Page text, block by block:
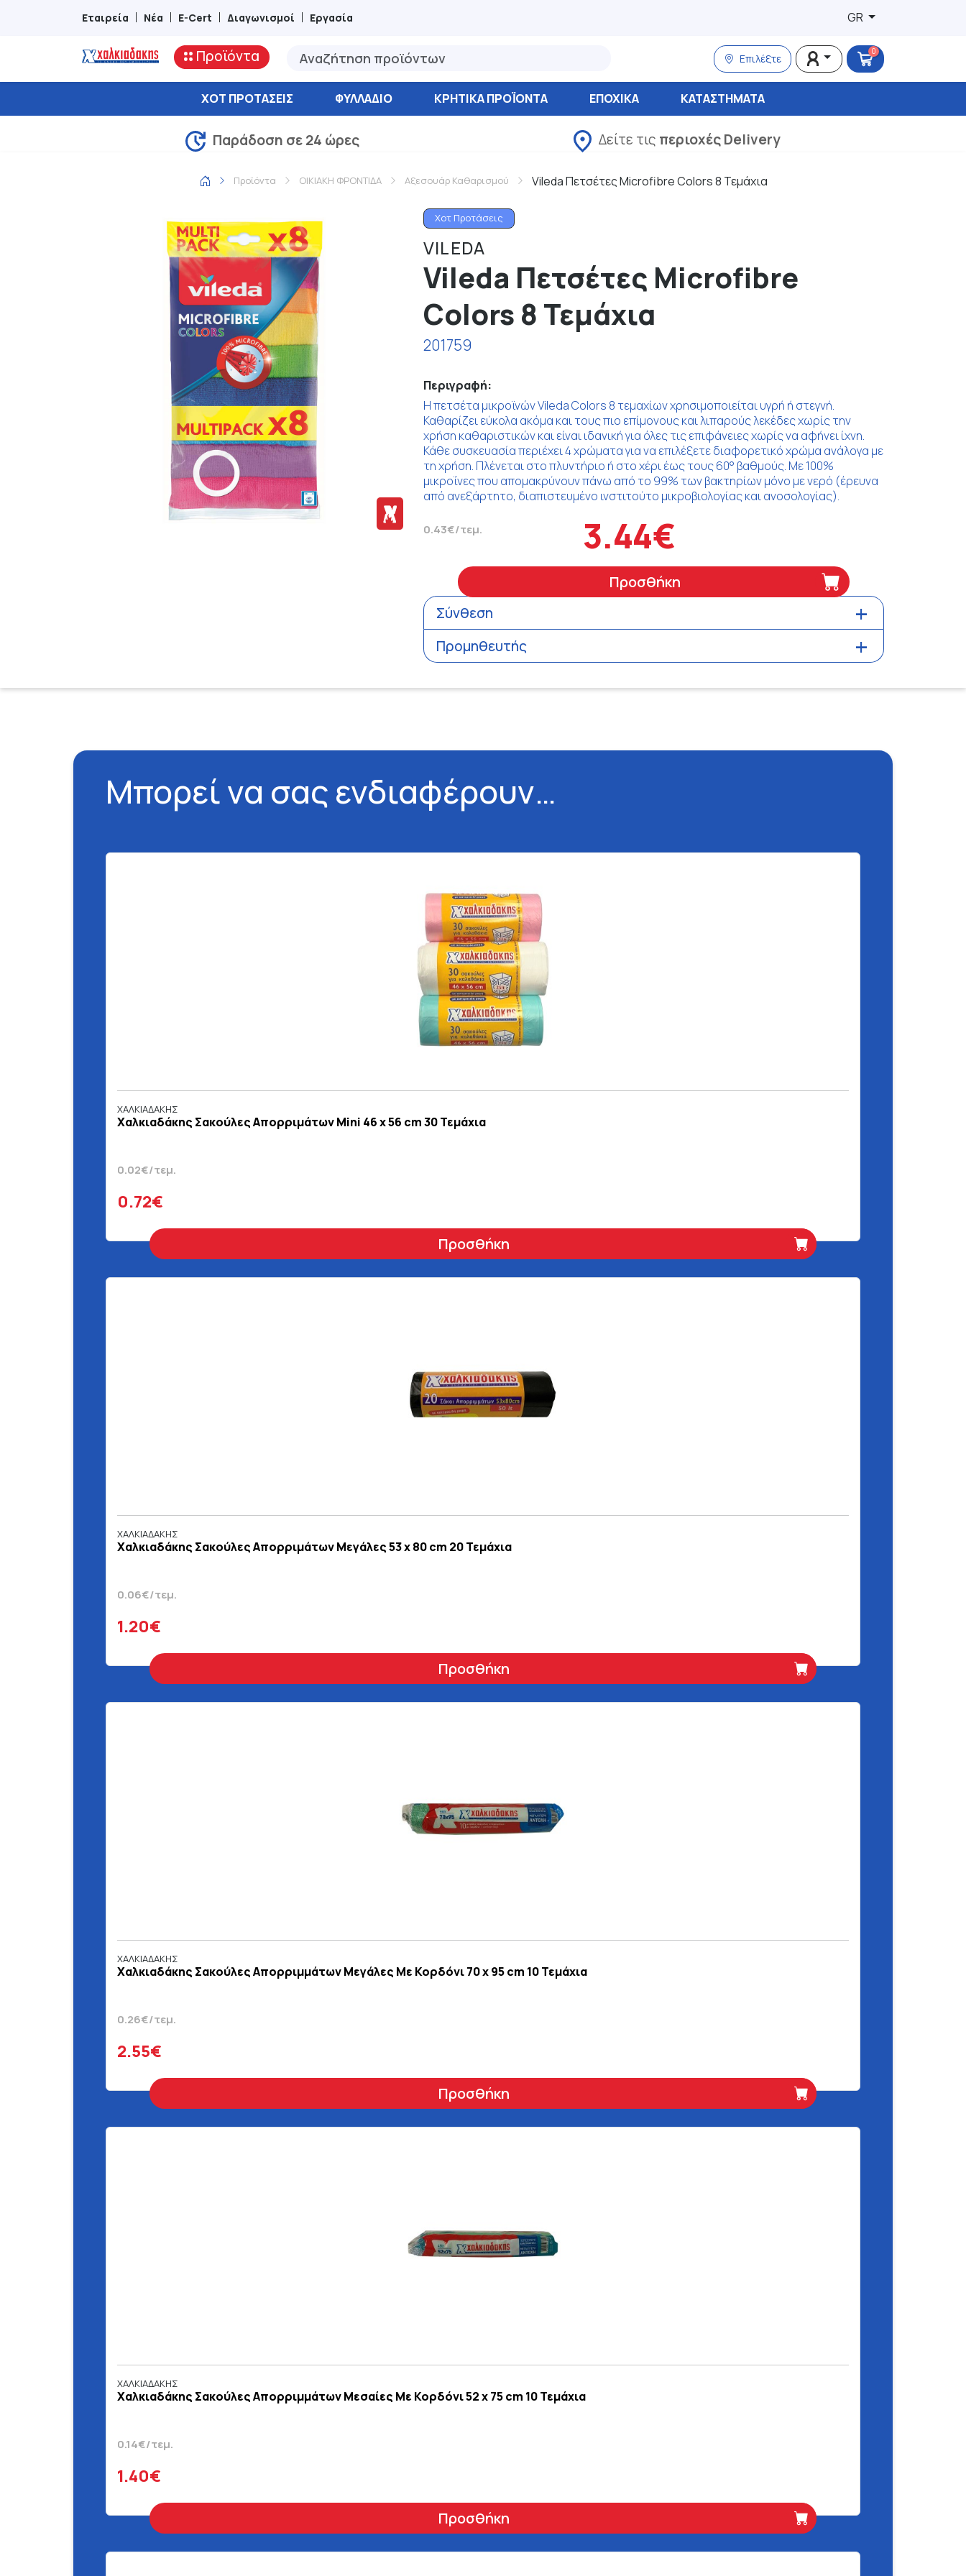
Εταιρεία Νέα E-Cert Διαγωνισμοί Εργασία GR
Προϊόντα Επιλέξτε
0
ΧΟΤ ΠΡΟΤΆΣΕΙΣ ΦΥΛΛΆΔΙΟ ΚΡΗΤΙΚΑ ΠΡΟΪΟΝΤΑ ΕΠΟΧΙΚΑ ΚΑΤΑΣΤΉΜΑΤΑ
Παράδοση σε 24 ώρες Δείτε τις περιοχές Delivery
Προϊόντα ΟΙΚΙΑΚΗ ΦΡΟΝΤΙΔΑ Αξεσουάρ Καθαρισμού Vileda Πετσέτες Microfibre Colors 8 Τεμάχια
Χοτ Προτάσεις
VILEDA
Vileda Πετσέτες Microfibre
Colors 8 Τεμάχια
201759
Περιγραφή:
Η πετσέτα μικροϊνών Vileda Colors 8 τεμαχίων χρησιμοποιείται υγρή ή στεγνή.
Καθαρίζει εύκολα ακόμα και τους πιο επίμονους και λιπαρούς λεκέδες χωρίς την
χρήση καθαριστικών και είναι ιδανική για όλες τις επιφάνειες χωρίς να αφήνει ίχνη.
Κάθε συσκευασία περιέχει 4 χρώματα για να επιλέξετε διαφορετικό χρώμα ανάλογα με
τη χρήση. Πλένεται στο πλυντήριο ή στο χέρι έως τους 60° βαθμούς. Με 100%
μικροΐνες που απομακρύνουν πάνω από το 99% των βακτηρίων μόνο με νερό (έρευνα
από ανεξάρτητο, διαπιστευμένο ινστιτούτο μικροβιολογίας και ανοσολογίας).
0.43€/τεμ. 3.44€
Προσθήκη
Σύνθεση
Προμηθευτής
Μπορεί να σας ενδιαφέρουν…
ΧΑΛΚΙΑΔΑΚΗΣ
Χαλκιαδάκης Σακούλες Απορριμάτων Mini 46 x 56 cm 30 Τεμάχια
0.02€/τεμ.
0.72€
Προσθήκη
ΧΑΛΚΙΑΔΑΚΗΣ
Χαλκιαδάκης Σακούλες Απορριμάτων Μεγάλες 53 x 80 cm 20 Τεμάχια
0.06€/τεμ.
1.20€
Προσθήκη
ΧΑΛΚΙΑΔΑΚΗΣ
Χαλκιαδάκης Σακούλες Απορριμμάτων Μεγάλες Με Κορδόνι 70 x 95 cm 10 Τεμάχια
0.26€/τεμ.
2.55€
Προσθήκη
ΧΑΛΚΙΑΔΑΚΗΣ
Χαλκιαδάκης Σακούλες Απορριμμάτων Μεσαίες Με Κορδόνι 52 x 75 cm 10 Τεμάχια
0.14€/τεμ.
1.40€
Προσθήκη